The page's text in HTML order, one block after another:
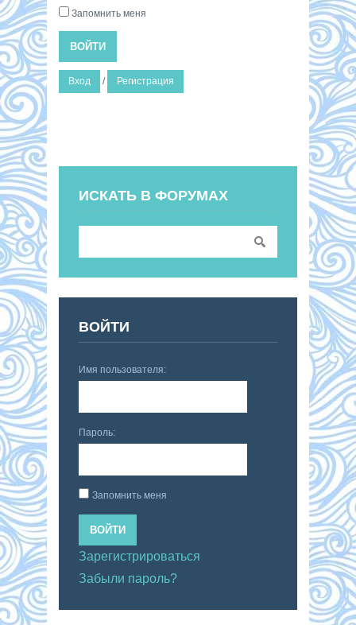
Запомнить меня
ВОЙТИ
Вход / Регистрация
ИСКАТЬ В ФОРУМАХ
ВОЙТИ
Имя пользователя:
Пароль:
Запомнить меня
ВОЙТИ
Зарегистрироваться
Забыли пароль?